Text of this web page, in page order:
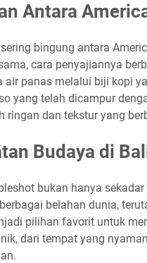
Antara
bingung antara
cara penyajiannya
air panas melalui biji kopi
yang telah dicampur
ringan dan tekstur yang
Budaya di
bukan hanya
belahan dunia,
pilihan favorit untuk
dari tempat yang